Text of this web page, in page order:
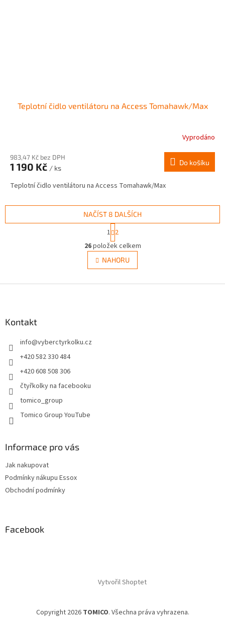
Teplotní čidlo ventilátoru na Access Tomahawk/Max
Vyprodáno
983,47 Kč bez DPH
1 190 Kč / ks
Do košíku
Teplotní čidlo ventilátoru na Access Tomahawk/Max
O
v
l
á
NAČÍST 8 DALŠÍCH
t
r
á
n
k
v
1 2
26položek celkem
NAHORU
Kontakt
info@vyberctyrkolku.cz
+420 582 330 484
+420 608 508 306
čtyřkolky na facebooku
tomico_group
Tomico Group YouTube
Informace pro vás
Jak nakupovat
Podmínky nákupu Essox
Obchodní podmínky
Facebook
Vytvořil Shoptet
Copyright 2026 TOMICO. Všechna práva vyhrazena.